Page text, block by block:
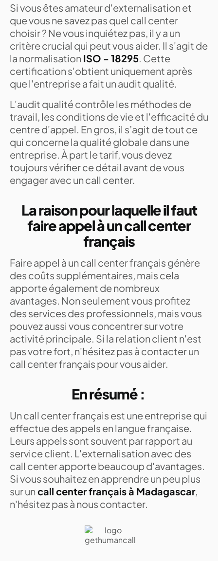
Si vous êtes amateur d'externalisation et
que vous ne savez pas quel call center
choisir ? Ne vous inquiétez pas, il y a un
critère crucial qui peut vous aider. Il s'agit de
la normalisation ISO - 18295. Cette
certification s'obtient uniquement après
que l'entreprise a fait un audit qualité.
L'audit qualité contrôle les méthodes de
travail, les conditions de vie et l'efficacité du
centre d'appel. En gros, il s’agit de tout ce
qui concerne la qualité globale dans une
entreprise. À part le tarif, vous devez
toujours vérifier ce détail avant de vous
engager avec un call center.
La raison pour laquelle il faut
faire appel à un call center
français
Faire appel à un call center français génère
des coûts supplémentaires, mais cela
apporte également de nombreux
avantages. Non seulement vous profitez
des services des professionnels, mais vous
pouvez aussi vous concentrer sur votre
activité principale. Si la relation client n'est
pas votre fort, n'hésitez pas à contacter un
call center français pour vous aider.
En résumé :
Un call center français est une entreprise qui
effectue des appels en langue française.
Leurs appels sont souvent par rapport au
service client. L'externalisation avec des
call center apporte beaucoup d'avantages.
Si vous souhaitez en apprendre un peu plus
sur uncall center français à Madagascar,
n'hésitez pas à nous contacter.